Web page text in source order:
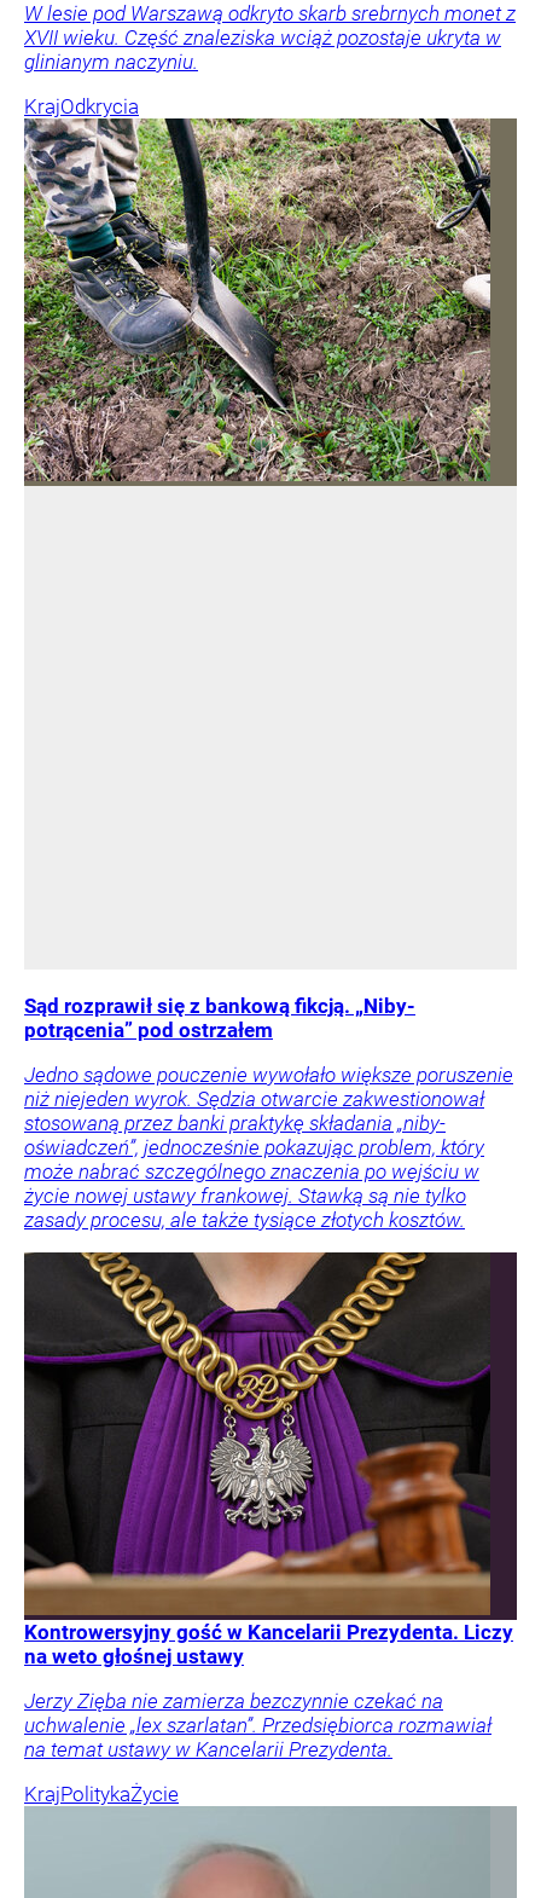
W lesie pod Warszawą odkryto skarb srebrnych monet z
XVII wieku. Część znaleziska wciąż pozostaje ukryta w
glinianym naczyniu.
KrajOdkrycia
Sąd rozprawił się z bankową fikcją. „Niby-
potrącenia” pod ostrzałem
Jedno sądowe pouczenie wywołało większe poruszenie
niż niejeden wyrok. Sędzia otwarcie zakwestionował
stosowaną przez banki praktykę składania „niby-
oświadczeń”, jednocześnie pokazując problem, który
może nabrać szczególnego znaczenia po wejściu w
życie nowej ustawy frankowej. Stawką są nie tylko
zasady procesu, ale także tysiące złotych kosztów.
Kontrowersyjny gość w Kancelarii Prezydenta. Liczy
na weto głośnej ustawy
Jerzy Zięba nie zamierza bezczynnie czekać na
uchwalenie „lex szarlatan”. Przedsiębiorca rozmawiał
na temat ustawy w Kancelarii Prezydenta.
KrajPolitykaŻycie